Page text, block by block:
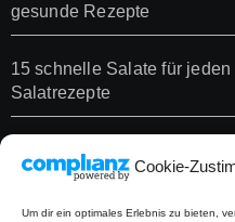
Cookie-
Um dir ein optimales Erlebnis zu bieten,
gesunde Rezepte
15 schnelle Salate für
Salatrezepte
Linsensalat: Schnelles
jede Jahreszeit